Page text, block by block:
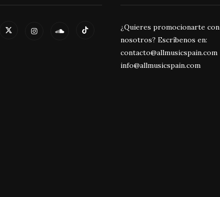
¿Quieres promocionarte con
nosotros? Escríbenos en:
contacto@allmusicspain.com
info@allmusicspain.com